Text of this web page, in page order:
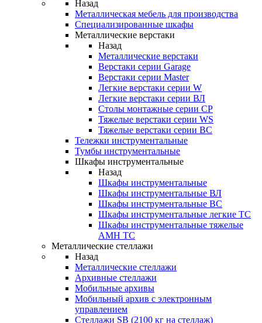
Назад
Металлическая мебель для производства
Cпециализированные шкафы
Металлические верстаки
Назад
Металлические верстаки
Верстаки серии Garage
Верстаки серии Master
Легкие верстаки серии W
Легкие верстаки серии ВЛ
Столы монтажные серии СР
Тяжелые верстаки серии WS
Тяжелые верстаки серии ВС
Тележки инструментальные
Тумбы инструментальные
Шкафы инструментальные
Назад
Шкафы инструментальные
Шкафы инструментальные ВЛ
Шкафы инструментальные ВС
Шкафы инструментальные легкие ТС
Шкафы инструментальные тяжелые
AMH TC
Металлические стеллажи
Назад
Металлические стеллажи
Архивные стеллажи
Мобильные архивы
Мобильный архив с электронным
управлением
Стеллажи SB (2100 кг на стеллаж)